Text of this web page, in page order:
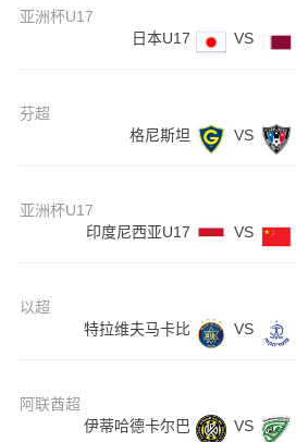
亚洲杯U17
日本U17
VS
芬超
格尼斯坦
VS
亚洲杯U17
印度尼西亚U17
VS
以超
特拉维夫马卡比
VS
阿联酋超
伊蒂哈德卡尔巴
VS